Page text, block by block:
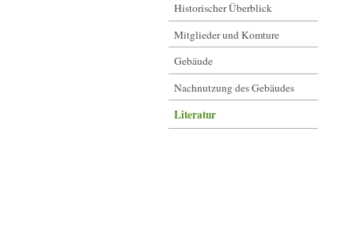
Historischer Überblick
Mitglieder und Komture
Gebäude
Nachnutzung des Gebäudes
Literatur